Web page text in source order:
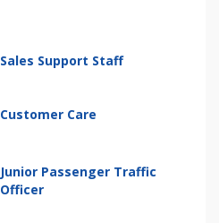
Sales Support Staff
Customer Care
Junior Passenger Traffic
Officer